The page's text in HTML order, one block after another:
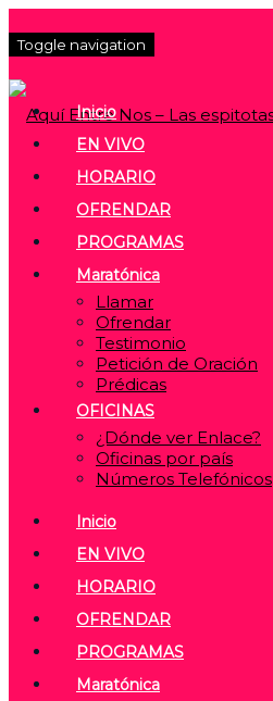
Toggle navigation
Inicio
EN VIVO
HORARIO
OFRENDAR
PROGRAMAS
Maratónica
Llamar
Ofrendar
Testimonio
Petición de Oración
Prédicas
OFICINAS
¿Dónde ver Enlace?
Oficinas por país
Números Telefónicos
Inicio
EN VIVO
HORARIO
OFRENDAR
PROGRAMAS
Maratónica